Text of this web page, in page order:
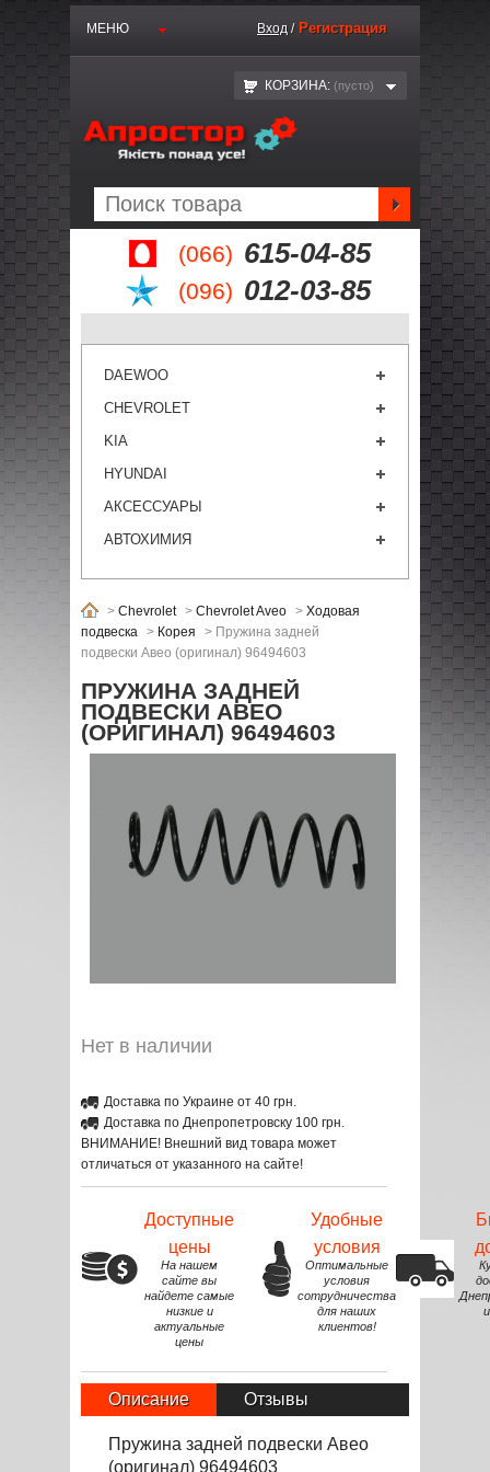
(066) 615-04-85
(096) 012-03-85
МЕНЮ Вход / Регистрация
КОРЗИНА: (пустo)
DAEWOO
CHEVROLET
KIA
HYUNDAI
АКСЕССУАРЫ
АВТОХИМИЯ
> Chevrolet > Chevrolet Aveo > Ходовая
подвеска > Корея > Пружина задней
подвески Авео (оригинал) 96494603
ПРУЖИНА ЗАДНЕЙ
ПОДВЕСКИ АВЕО
(ОРИГИНАЛ) 96494603
Нет в наличии
Доставка по Украине от 40 грн.
Доставка по Днепропетровску 100 грн.
ВНИМАНИЕ! Внешний вид товара может
отличаться от указанного на сайте!
Доступные
цены
На нашем
сайте вы
найдете самые
низкие и
актуальные
цены
Удобные
условия
Оптимальные
условия
сотрудничества
для наших
клиентов!
Описание Отзывы
Пружина задней подвески Авео
(оригинал) 96494603